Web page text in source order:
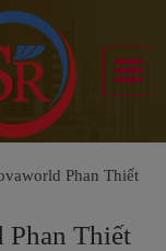
Phan Thiết
Thiết